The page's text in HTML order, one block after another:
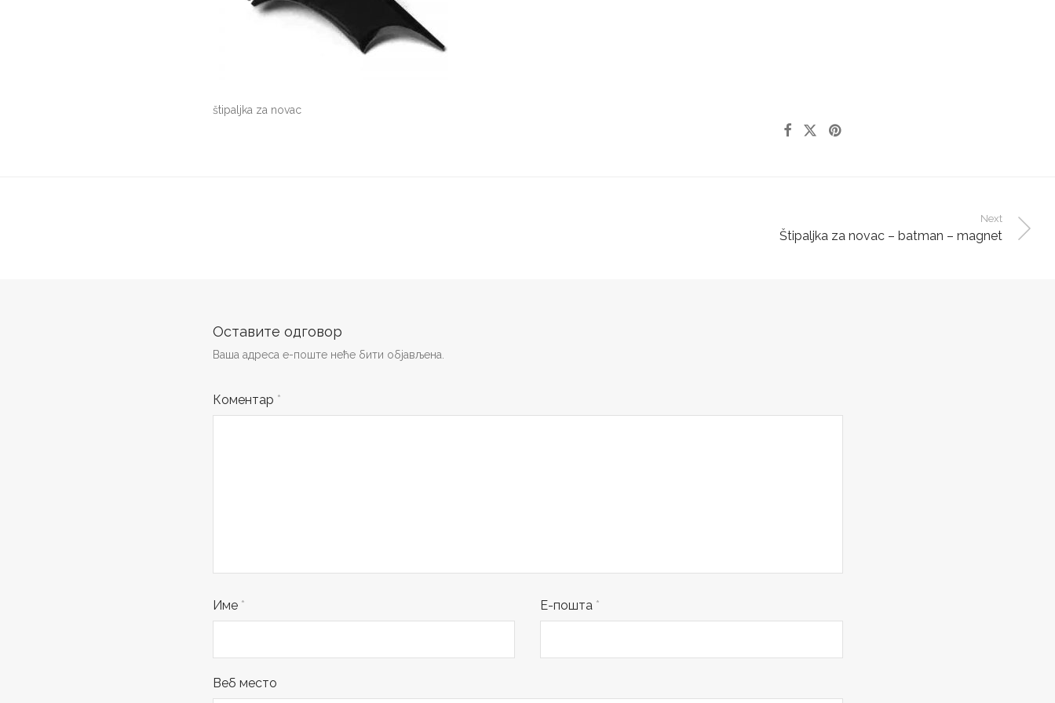
štipaljka za novac
Next
Štipaljka za novac – batman – magnet
Оставите одговор
Ваша адреса е-поште неће бити објављена.
Коментар *
Име * Е-пошта *
Веб место